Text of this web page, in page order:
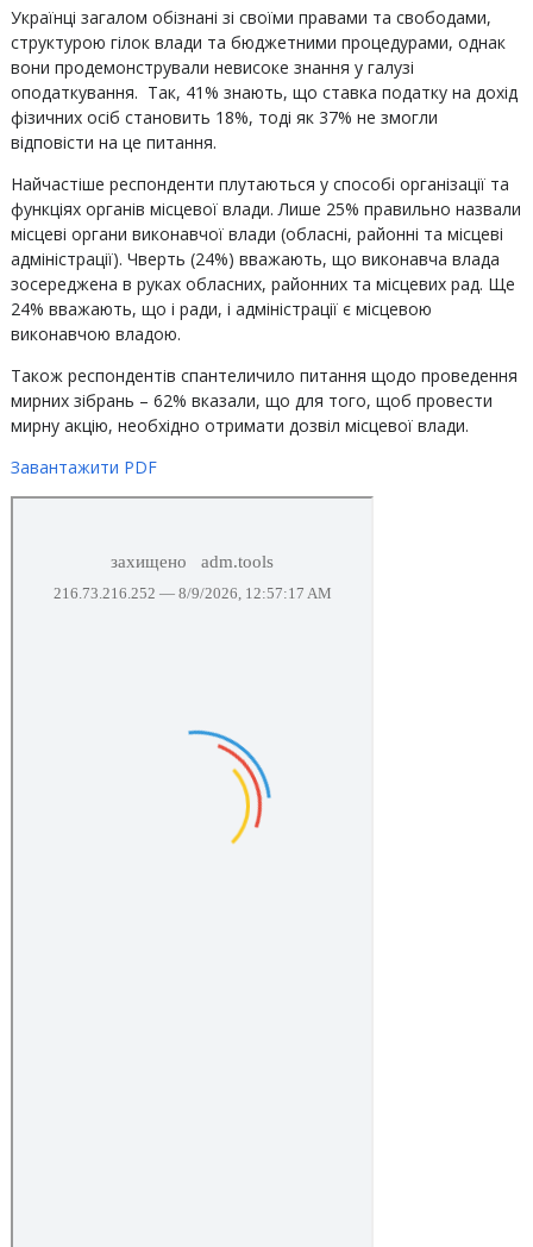
Українці загалом обізнані зі своїми правами та свободами,
структурою гілок влади та бюджетними процедурами, однак
вони продемонстрували невисоке знання у галузі
оподаткування. Так, 41% знають, що ставка податку на дохід
фізичних осіб становить 18%, тоді як 37% не змогли
відповісти на це питання.
Найчастіше респонденти плутаються у способі організації та
функціях органів місцевої влади. Лише 25% правильно назвали
місцеві органи виконавчої влади (обласні, районні та місцеві
адміністрації). Чверть (24%) вважають, що виконавча влада
зосереджена в руках обласних, районних та місцевих рад. Ще
24% вважають, що і ради, і адміністрації є місцевою
виконавчою владою.
Також респондентів спантеличило питання щодо проведення
мирних зібрань – 62% вказали, що для того, щоб провести
мирну акцію, необхідно отримати дозвіл місцевої влади.
Завантажити PDF